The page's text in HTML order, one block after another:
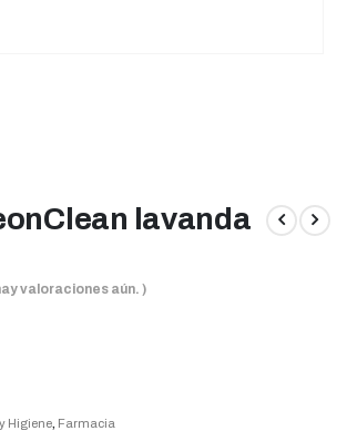
lavanda
valoraciones aún. )
Higiene, Farmacia